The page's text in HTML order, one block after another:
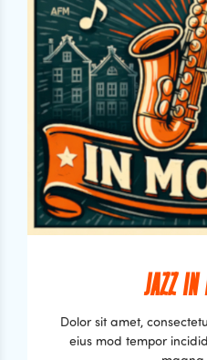
JAZZ
Dolor sit amet,
eius mod tempor